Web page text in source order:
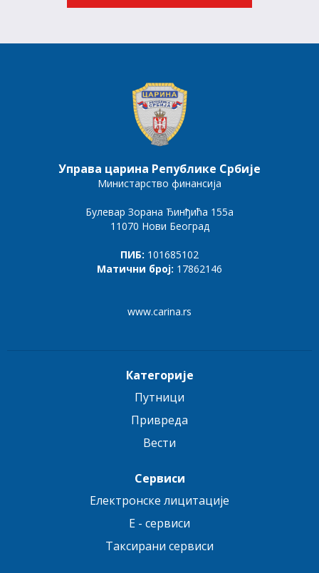
Управа царина Републике Србије
Министарство финансија
Булевар Зорана Ђинђића 155а
11070 Нови Београд
ПИБ: 101685102
Матични број: 17862146
www.carina.rs
Категорије
Путници
Привреда
Вести
Сервиси
Електронске лицитације
E - сервиси
Таксирани сервиси